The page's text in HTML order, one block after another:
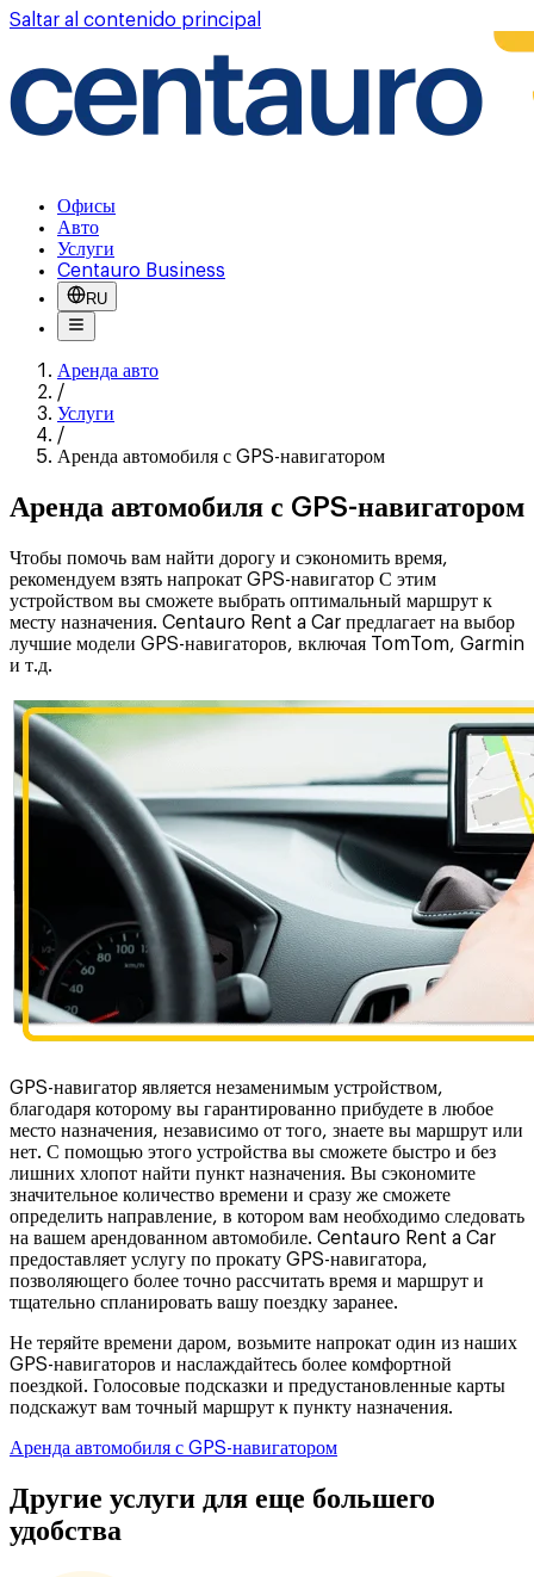
Saltar al contenido principal
Офисы
Авто
Услуги
Centauro Business
RU
Аренда авто
/
Услуги
/
Аренда автомобиля с GPS-навигатором
Аренда автомобиля с GPS-навигатором
Чтобы помочь вам найти дорогу и сэкономить время,
рекомендуем взять напрокат GPS-навигатор С этим
устройством вы сможете выбрать оптимальный маршрут к
месту назначения. Centauro Rent a Car предлагает на выбор
лучшие модели GPS-навигаторов, включая TomTom, Garmin
и т.д.
GPS-навигатор является незаменимым устройством,
благодаря которому вы гарантированно прибудете в любое
место назначения, независимо от того, знаете вы маршрут или
нет. С помощью этого устройства вы сможете быстро и без
лишних хлопот найти пункт назначения. Вы сэкономите
значительное количество времени и сразу же сможете
определить направление, в котором вам необходимо следовать
на вашем арендованном автомобиле. Centauro Rent a Car
предоставляет услугу по прокату GPS-навигатора,
позволяющего более точно рассчитать время и маршрут и
тщательно спланировать вашу поездку заранее.
Не теряйте времени даром, возьмите напрокат один из наших
GPS-навигаторов и наслаждайтесь более комфортной
поездкой. Голосовые подсказки и предустановленные карты
подскажут вам точный маршрут к пункту назначения.
Аренда автомобиля с GPS-навигатором
Другие услуги для еще большего
удобства